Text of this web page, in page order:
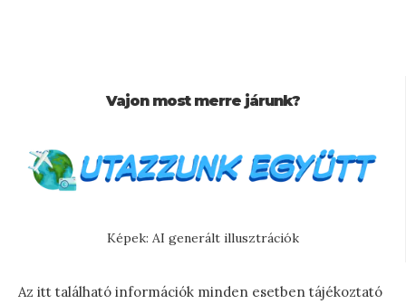
Vajon most merre járunk?
Képek: AI generált illusztrációk
Az itt található információk minden esetben tájékoztató